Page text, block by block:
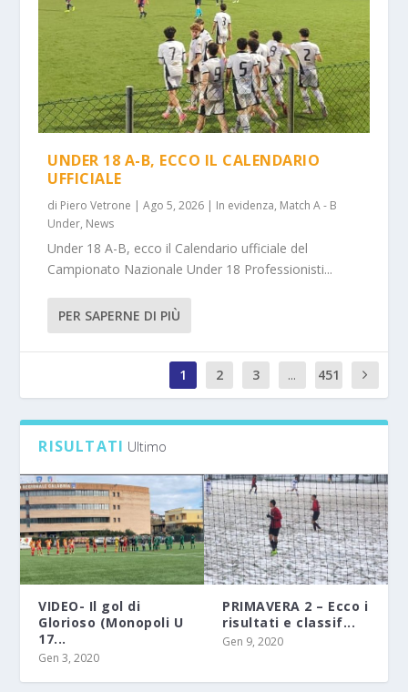
UNDER 18 A-B, ECCO IL CALENDARIO
UFFICIALE
di Piero Vetrone |Ago 5, 2026 | In evidenza, Match A - B
Under, News
Under 18 A-B, ecco il Calendario ufficiale del
Campionato Nazionale Under 18 Professionisti...
PER SAPERNE DI PIÙ
1 2 3 ...
451
0
RISULTATI Ultimo
VIDEO- Il gol di
Glorioso (Monopoli U
17...
Gen 3, 2020
PRIMAVERA 2 – Ecco i
risultati e classif...
Gen 9, 2020